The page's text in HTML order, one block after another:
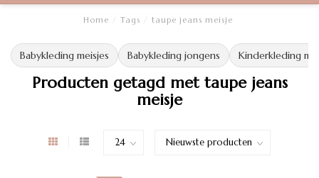
Home Tags taupe jeans meisje
Babykleding meisjes Babykleding jongens Kinderkleding
Producten getagd met taupe jeans
meisje